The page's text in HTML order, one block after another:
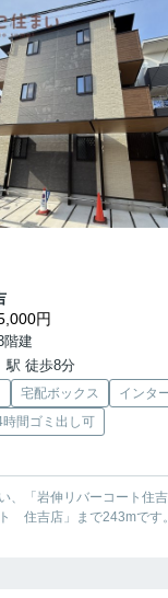
円
階建
駅 徒歩8分
宅配ボックス
インタ
時間ゴミ出し可
、「岩伸リバーコート住
住吉店」まで243mです